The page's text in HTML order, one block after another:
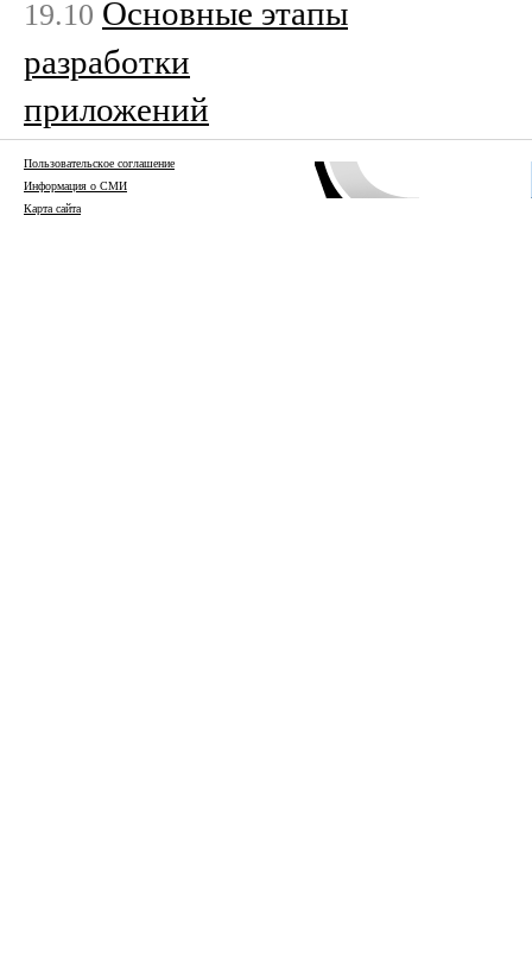
19.10 Основные этапы
разработки
приложений
Пользовательское соглашение
Информация о СМИ
Карта сайта